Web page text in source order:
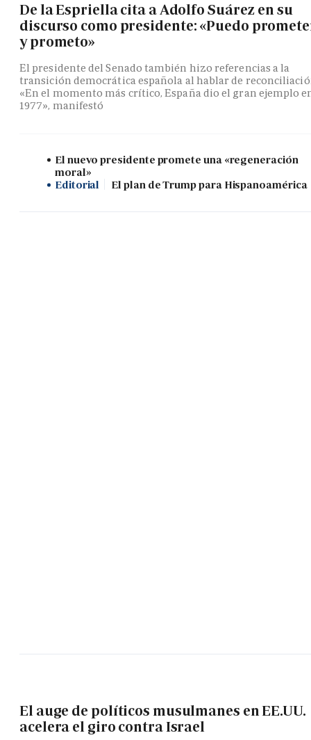
De la Espriella cita a Adolfo Suárez en su
discurso como presidente: «Puedo
y prometo»
El presidente del Senado también hizo referencias a la
transición democrática española al hablar de
«En el momento más crítico, España dio el gran ejemplo
1977», manifestó
El nuevo presidente promete una «regeneración
moral»
Editorial
El plan de Trump para Hispanoamérica
El auge de políticos musulmanes en EE.UU.
acelera el giro contra Israel